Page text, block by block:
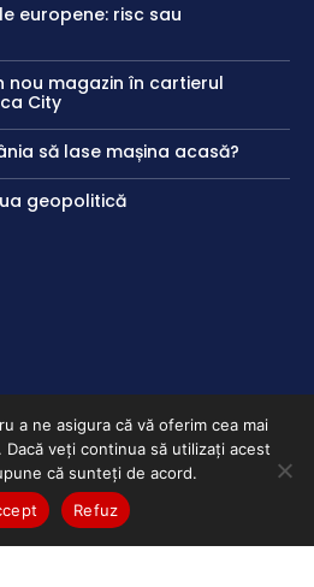
europene: risc sau
nou magazin în cartierul
City
să lase mașina acasă?
geopolitică
a ne asigura că vă oferim cea mai
veți continua să utilizați acest
că sunteți de acord.
Refuz